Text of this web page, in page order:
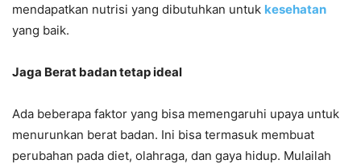
mendapatkan nutrisi yang dibutuhkan untuk kesehatan
yang baik.
Jaga Berat badan tetap ideal
Ada beberapa faktor yang bisa memengaruhi upaya untuk
menurunkan berat badan. Ini bisa termasuk membuat
perubahan pada diet, olahraga, dan gaya hidup. Mulailah